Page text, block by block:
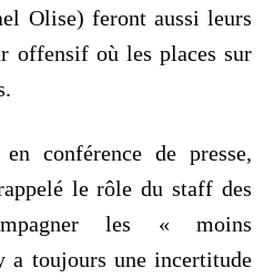
Olise) feront aussi leurs
offensif où les places sur
conférence de presse,
le rôle du staff des
les « moins
a toujours une incertitude